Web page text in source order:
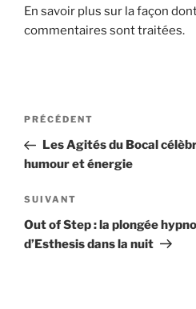
En savoir plus sur la façon
commentaires sont traitées.
Navigation
l’article
Article
précédent
PRÉCÉDENT
Les Agités du Bocal
humour et énergie
Article
suivant
SUIVANT
Out of Step : la plongée
d’Esthesis dans la nuit